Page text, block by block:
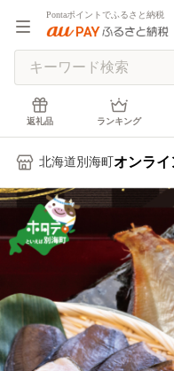
Pontaポイントでふるさと納税
返礼品 ランキング
北海道別海町 オンライ